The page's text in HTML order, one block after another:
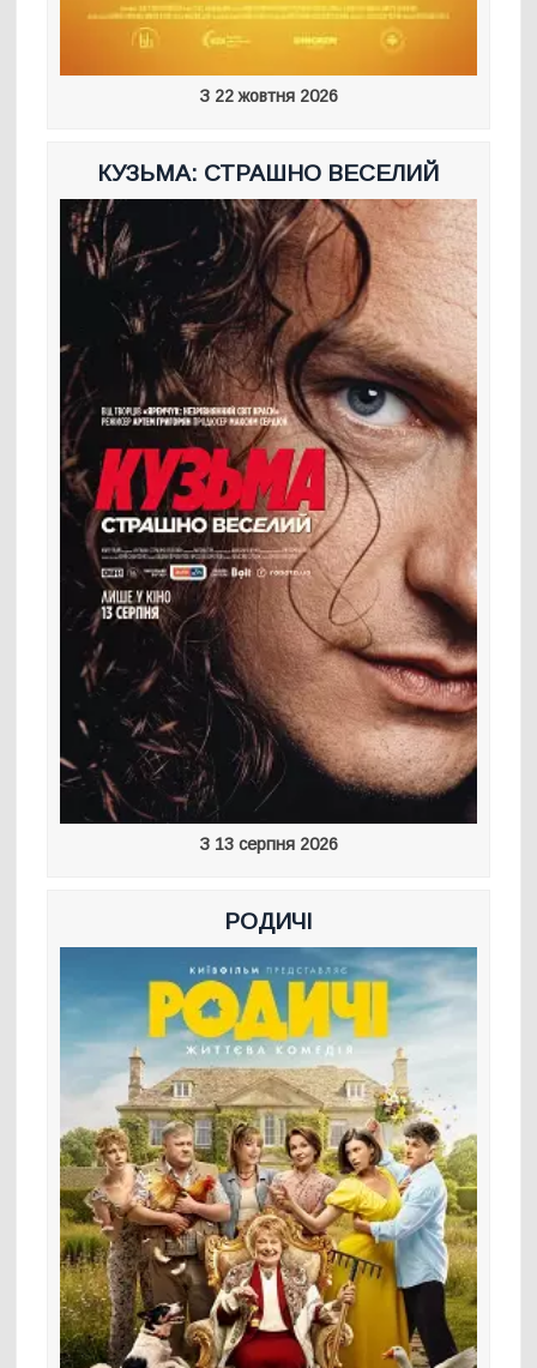
З 22 жовтня 2026
КУЗЬМА: СТРАШНО ВЕСЕЛИЙ
З 13 серпня 2026
РОДИЧІ